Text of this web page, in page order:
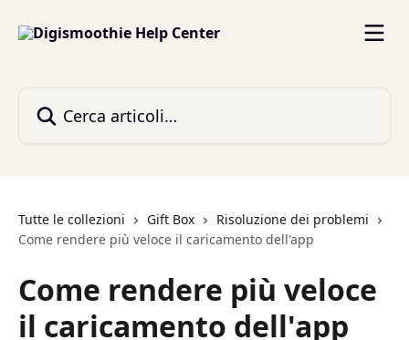
Tutte le collezioni Gift Box
Risoluzione dei problemi
Come rendere più veloce il caricamento dell'app
Come rendere più veloce
il caricamento dell'app